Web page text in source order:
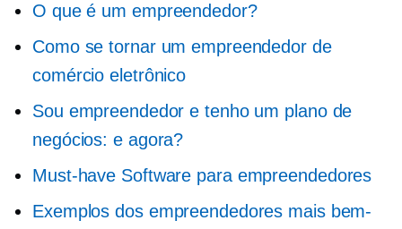
O que é um empreendedor?
Como se tornar um empreendedor de
comércio eletrônico
Sou empreendedor e tenho um plano de
negócios: e agora?
Must-have Software para empreendedores
Exemplos dos empreendedores mais bem-